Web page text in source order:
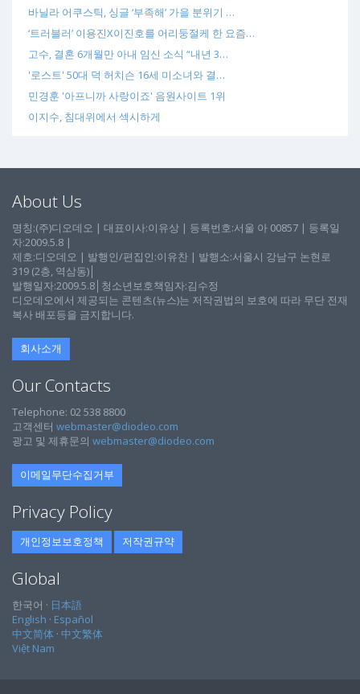
바닐라 어쿠스틱, 싱글 ‘부족해’ 가을 분위기 …
‘트러블러’ 이용진X이진호를 어리둥절케 한 요즘…
고수, 결혼 6개월만 아내 임신 소식 “내년 3…
'로스트' 50대 덕 허치슨 16세 미소녀와 결…
민경훈 '아프니까 사랑이죠' 음원사이트 1위
이지수, 침대위에서 섹시하게
About Us
명칭:(주)디오데오 | 대표이사:이유상 | 등록번호:서울 아 00857 | 등록일
자:2009.5.8 |
제호:디오데오 | 발행인/편집인:이유찬 | 발행소:서울시 강남구 논현로
319 (2층, 역삼동)│
발행일자:2009.5.8│청소년보호책임자:김수정
디오데오에서 제공되는 콘텐츠(뉴스)는 저작권법의 보호에 따라 무단 전재
복사 배포등을 금지합니다.
회사소개
Our Contacts
Telephone: 02 538 8800
고객센터 webmaster@diodeo.com
광고 및 제휴문의 webmaster@diodeo.com
이메일무단수집거부
Privacy Policy
개인정보보호정책 저작권규약
Global
한국어 · 日本語
English · Español
中文简体 · 中文繁体
Việt Nam